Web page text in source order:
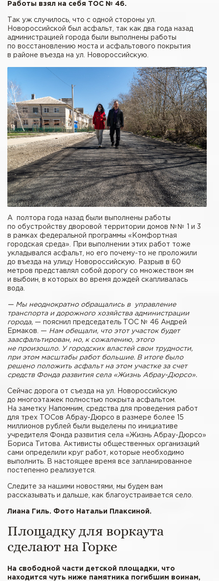
Работы взял на себя ТОС № 46.
Так уж случилось, что с одной стороны ул.
Новороссийской был асфальт, так как два года назад
администрацией города были выполнены работы
по восстановлению моста и асфальтового покрытия
в районе въезда на ул. Новороссийскую.
А полтора года назад были выполнены работы
по обустройству дворовой территории домов №№ 1 и 3
в рамках федеральной программы «Комфортная
городская среда». При выполнении этих работ тоже
укладывался асфальт, но его почему-то не проложили
до въезда на улицу Новороссийскую. Разрыв в 60
метров представлял собой дорогу со множеством ям
и выбоин, в которых во время дождей скапливалась
вода.
— Мы неоднократно обращались в управление
транспорта и дорожного хозяйства администрации
города, — пояснил председатель ТОС № 46 Андрей
Ермаков. — Нам обещали, что этот участок будет
заасфальтирован, но, к сожалению, этого
не произошло. У городских властей свои трудности,
при этом масштабы работ большие. В итоге было
решено положить асфальт на этом участке за счет
средств Фонда развития села «Жизнь Абрау-Дюрсо».
Сейчас дорога от съезда на ул. Новороссийскую
до многоэтажек полностью покрыта асфальтом.
На заметку Напомним, средства для проведения работ
для трех ТОСов Абрау-Дюрсо в размере более 15
миллионов рублей были выделены по инициативе
учредителя Фонда развития села «Жизнь Абрау-Дюрсо»
Бориса Титова. Активисты общественных организаций
сами определили круг работ, которые необходимо
выполнить. В настоящее время все запланированное
постепенно реализуется.
Следите за нашими новостями, мы будем вам
рассказывать и дальше, как благоустраивается село.
Лиана Гиль. Фото Натальи Плаксиной.
Площадку для воркаута
сделают на Горке
На свободной части детской площадки, что
находится чуть ниже памятника погибшим воинам,